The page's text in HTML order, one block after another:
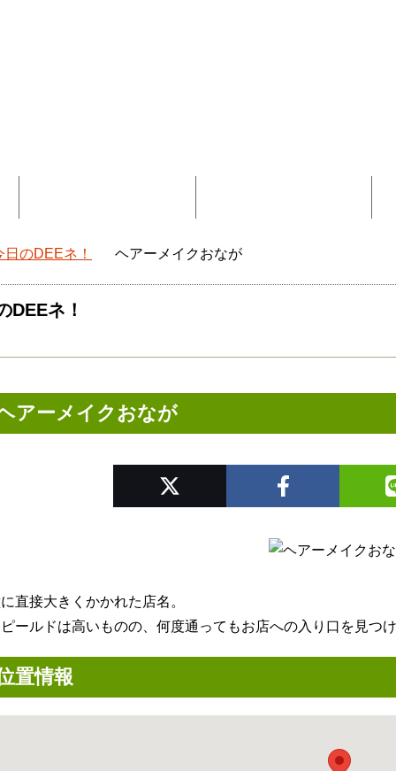
トップ
日のDEEネ！ ヘアーメイクおなが
DEEネ！
アーメイクおなが
直接大きくかかれた店名。
ールドは高いものの、何度通ってもお店への入り口を見つ
置情報